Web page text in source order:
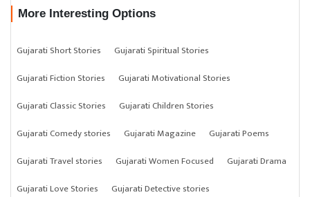
More Interesting Options
Gujarati Short Stories
Gujarati Spiritual Stories
Gujarati Fiction Stories
Gujarati Motivational Stories
Gujarati Classic Stories
Gujarati Children Stories
Gujarati Comedy stories
Gujarati Magazine
Gujarati Poems
Gujarati Travel stories
Gujarati Women Focused
Gujarati Drama
Gujarati Love Stories
Gujarati Detective stories